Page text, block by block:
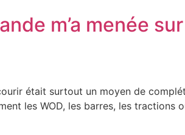
m’a menée
était surtout un moyen de
les WOD, les barres, les tractions